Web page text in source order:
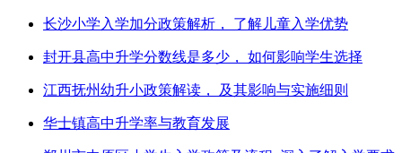
长沙小学入学加分政策解析， 了解儿童入学优势
封开县高中升学分数线是多少， 如何影响学生选择
江西抚州幼升小政策解读， 及其影响与实施细则
华士镇高中升学率与教育发展